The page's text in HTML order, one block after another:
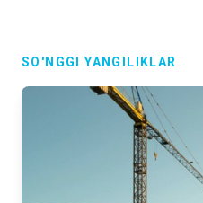
SO'NGGI YANGILIKLAR